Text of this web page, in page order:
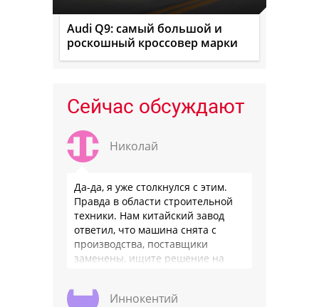
Audi Q9: самый большой и
роскошный кроссовер марки
Сейчас обсуждают
Николай
Да-да, я уже столкнулся с этим.
Правда в области строительной
техники. Нам китайский завод
ответил, что машина снята с
производства, поставщики
заменены, ищите решение на
официальном бланке …
Иннокентий